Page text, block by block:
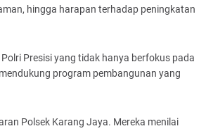
hingga harapan terhadap peningkatan
Presisi yang tidak hanya berfokus pada
program pembangunan yang
Polsek Karang Jaya. Mereka menilai